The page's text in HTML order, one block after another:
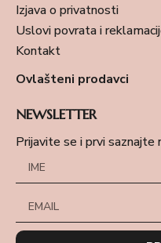
Izjava o privatnosti
Uslovi povrata i
Kontakt
Ovlašteni prodavci
NEWSLETTER
Prijavite se i prvi saznajte